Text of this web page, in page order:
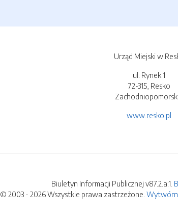
Urząd Miejski w
ul. Rynek 1
72-315, Resko
www.resko.pl
Biuletyn Informacji Publicznej v87.2.a.1.
© 2003 - 2026 Wszystkie prawa zastrzeżone.